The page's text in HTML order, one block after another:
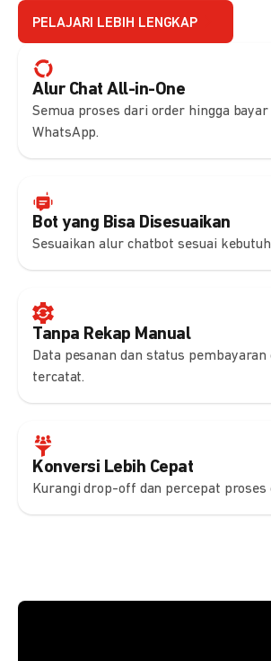
Alur Chat All-in-One
Semua proses dari order hingga
WhatsApp.
Bot yang Bisa Disesuaikan
Sesuaikan alur chatbot sesuai
Tanpa Rekap Manual
Data pesanan dan status
tercatat.
Konversi Lebih Cepat
Kurangi drop-off dan percepat proses
PELAJARI LEBIH LENGKAP